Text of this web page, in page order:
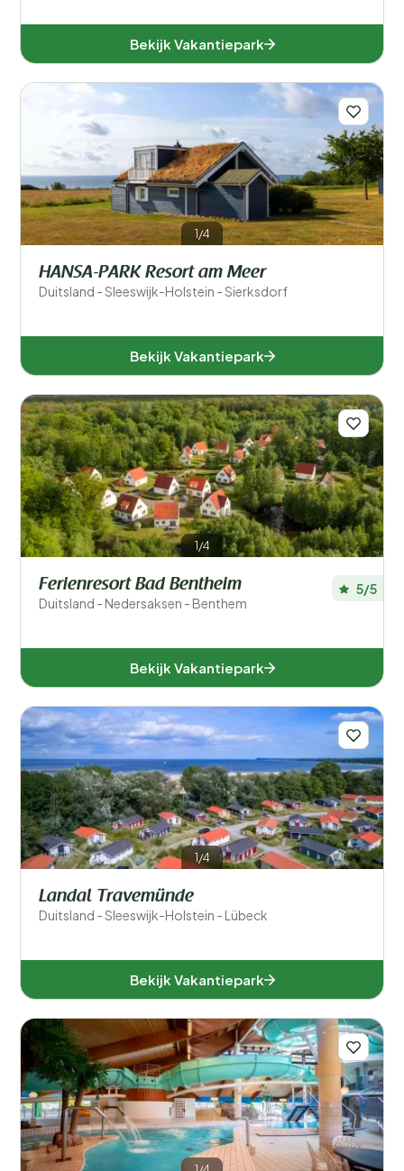
Bekijk Vakantiepark
1/4
HANSA-PARK Resort am Meer
Duitsland - Sleeswijk-Holstein - Sierksdorf
Bekijk Vakantiepark
1/4
Ferienresort Bad Bentheim
Duitsland - Nedersaksen - Benthem
5/5
Bekijk Vakantiepark
1/4
Landal Travemünde
Duitsland - Sleeswijk-Holstein - Lübeck
Bekijk Vakantiepark